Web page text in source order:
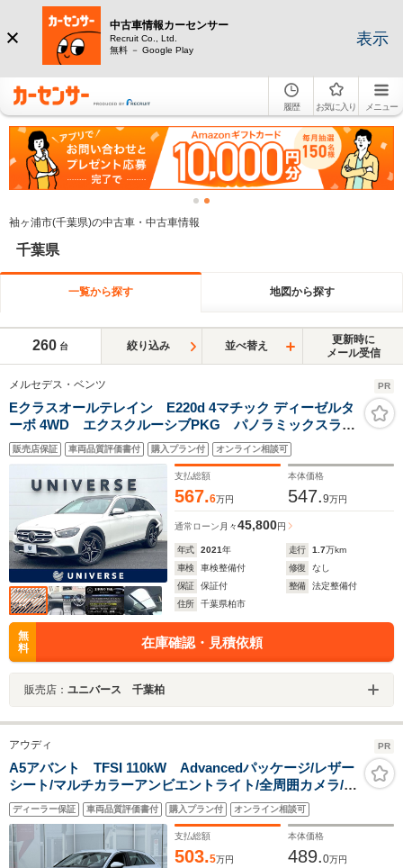
中古車情報カーセンサー
Recruit Co., Ltd.
無料 － Google Play
表示
履歴 お気に入り メニュー
袖ヶ浦市(千葉県)の中古車・中古車情報
千葉県
一覧から探す 地図から探す
260 台 絞り込み 並べ替え
更新時に
メール受信
メルセデス・ベンツ PR
Eクラスオールテレイン E220d 4マチック ディーゼルタ
ーボ 4WD エクスクルーシブPKG パノラミックスライ
ディングルーフ 全周囲カメラ Burmester レーダー
セーフティPKG 純正ナビTV シートヒーター ベンチ
レーター LEDヘッドランプ ETC 禁煙車
販売店保証 車両品質評価書付 購入プラン付 オンライン相談可
支払総額
567.6万円
本体価格
547.9万円
通常ローン 月々45,800円
年式 2021年 走行 1.7万km
車検
車検整備付 修復
なし
保証
保証付 整備
法定整備付
住所
千葉県柏市
無
料
在庫確認・見積依頼
販売店： ユニバース 千葉柏
アウディ PR
A5アバント TFSI 110kW Advancedパッケージ/レザー
シート/マルチカラーアンビエントライト/全周囲カメラ/サ
イドアシスト/マトリクスLEDヘッドライト/Sスポーツサ
スペンション/シートヒーター/アダプティブクルーズコン
トロール
ディーラー保証 車両品質評価書付 購入プラン付 オンライン相談可
支払総額
503.5万円
本体価格
489.0万円